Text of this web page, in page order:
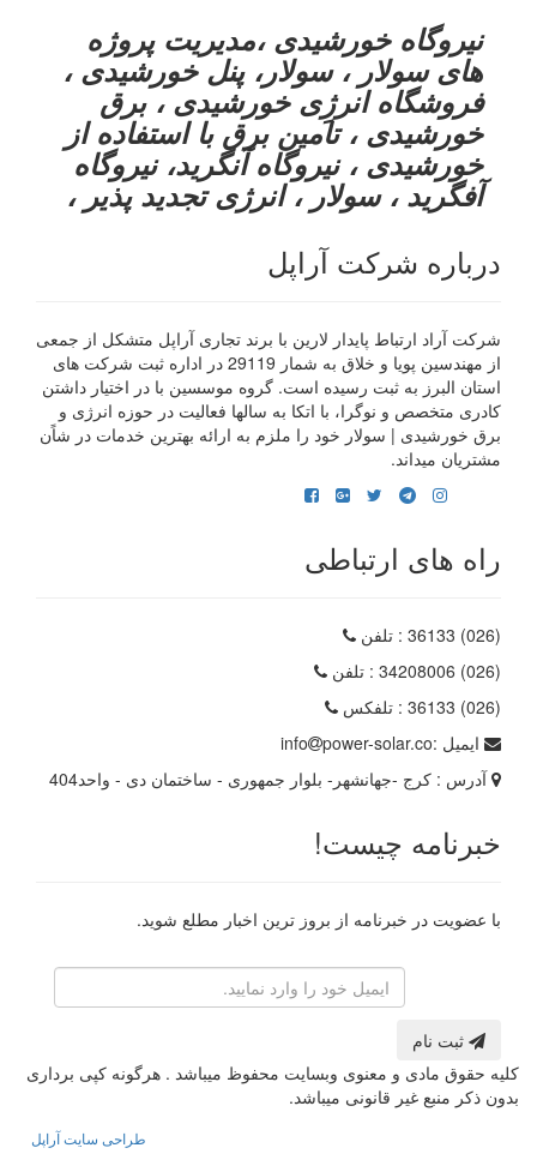
نیروگاه خورشیدی ،مدیریت پروژه
های سولار ، سولار، پنل خورشیدی ،
فروشگاه انرژِی خورشیدی ، برق
خورشیدی ، تامین برق با استفاده از
خورشیدی ، نیروگاه آنگرید، نیروگاه
آفگرید ، سولار ، انرژی تجدید پذیر ،
درباره شرکت آراپل
شرکت آراد ارتباط پایدار لارین با برند تجاری آراپل متشکل از جمعی
از مهندسین پویا و خلاق به شمار 29119 در اداره ثبت شرکت های
استان البرز به ثبت رسیده است. گروه موسسین با در اختیار داشتن
کادری متخصص و نوگرا، با اتکا به سالها فعالیت در حوزه انرژی و
برق خورشیدی | سولار خود را ملزم به ارائه بهترین خدمات در شاًن
مشتریان میداند.
راه های ارتباطی
(026) 36133
: تلفن
(026) 34208006
: تلفن
(026) 36133
: تلفکس
ایمیل :
info
power-solar.co
آدرس : کرج -جهانشهر- بلوار جمهوری - ساختمان دی - واحد404
خبرنامه چیست!
با عضویت در خبرنامه از بروز ترین اخبار مطلع شوید.
ثبت نام
کلیه حقوق مادی و معنوی وبسایت محفوظ میباشد . هرگونه کپی برداری
بدون ذکر منبع غیر قانونی میباشد.
طراحی سایت آراپل